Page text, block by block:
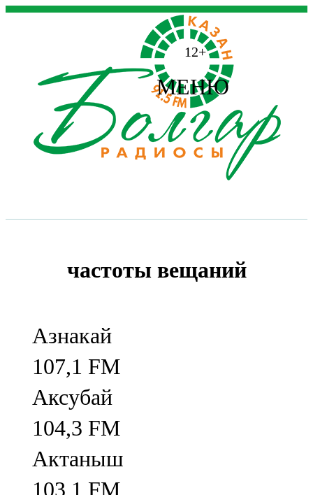
12+
МЕНЮ
частоты вещаний
Азнакай
107,1 FM
Аксубай
104,3 FM
Актаныш
103,1 FM